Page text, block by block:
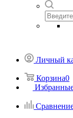
Личный
Корзина0